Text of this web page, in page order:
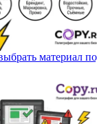
материал